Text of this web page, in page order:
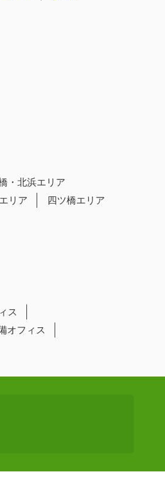
・北浜エリア
リア
四ツ橋エリア
ス
オフィス